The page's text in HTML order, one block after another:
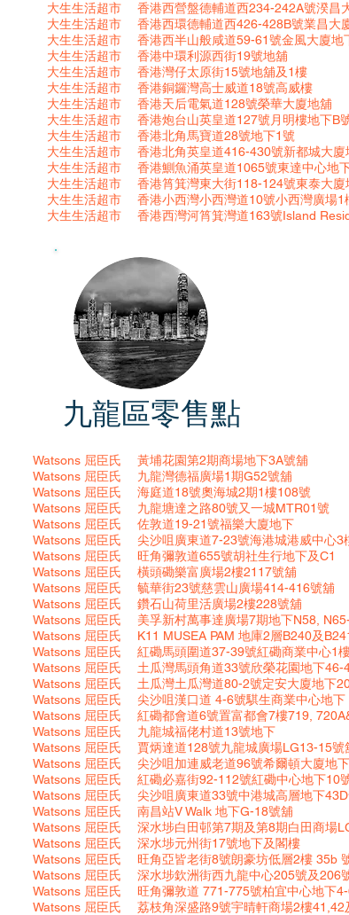
大生生活超市
大生生活超市
大生生活超市
大生生活超市
大生生活超市
大生生活超市
大生生活超市
大生生活超市
大生生活超市
大生生活超市
大生生活超市
大生生活超市
大生生活超市
大生生活超市
香港西營盤德輔道西234-242A號湀昌
香港西環德輔道西426-428B號業昌大
香港西半山般咸道59-61號金風大廈地
香港中環利源西街19號地舖
香港灣仔太原街15號地舖及1樓
香港銅鑼灣高士威道18號高威樓
香港天后電氣道128號榮華大廈地舖
香港炮台山英皇道127號月明樓地下B
香港北角馬寶道28號地下1號
香港北角英皇道416-430號新都城大廈
香港鰂魚涌英皇道1065號東達中心地
香港筲箕灣東大街118-124號東泰大廈
香港小西灣小西灣道10號小西灣廣場1
香港西灣河筲箕灣道163號Island
九龍區零售點
Watsons 屈臣氏
Watsons 屈臣氏
Watsons 屈臣氏
Watsons 屈臣氏
Watsons 屈臣氏
Watsons 屈臣氏
Watsons 屈臣氏
Watsons 屈臣氏
Watsons 屈臣氏
Watsons 屈臣氏
Watsons 屈臣氏
Watsons 屈臣氏
Watsons 屈臣氏
Watsons 屈臣氏
Watsons 屈臣氏
Watsons 屈臣氏
Watsons 屈臣氏
Watsons 屈臣氏
Watsons 屈臣氏
Watsons 屈臣氏
Watsons 屈臣氏
Watsons 屈臣氏
Watsons 屈臣氏
Watsons 屈臣氏
Watsons 屈臣氏
Watsons 屈臣氏
Watsons 屈臣氏
Watsons 屈臣氏
Watsons 屈臣氏
黃埔花園第2期商場地下3A號舖
九龍灣德福廣場1期G52號舖
海庭道18號奧海城2期1樓108號
九龍塘達之路80號又一城MTR01號
佐敦道19-21號福樂大廈地下
尖沙咀廣東道7-23號海港城港威中心3
旺角彌敦道655號胡社生行地下及C1
橫頭磡樂富廣場2樓2117號舖
毓華街23號慈雲山廣場414-416號舖
鑽石山荷里活廣場2樓228號舖
美孚新村萬事達廣場7期地下N58,
K11 MUSEA PAM 地庫2層B240及
紅磡馬頭圍道37-39號紅磡商業中心1
土瓜灣馬頭角道33號欣榮花園地下46-
土瓜灣土瓜灣道80-2號定安大廈地下
尖沙咀漢口道 4-6號騏生商業中心地下
紅磡都會道6號置富都會7樓719,
九龍城福佬村道13號地下
賈炳達道128號九龍城廣場LG13-15號
尖沙咀加連威老道96號希爾頓大廈地
紅磡必嘉街92-112號紅磡中心地下10
尖沙咀廣東道33號中港城高層地下
南昌站V Walk 地下G-18號舖
深水埗白田邨第7期及第8期白田商場
深水埗元州街17號地下及閣樓
旺角亞皆老街8號朗豪坊低層2樓 35b
深水埗欽洲街西九龍中心205號及206
旺角彌敦道 771-775號柏宜中心地下
荔枝角深盛路9號宇晴軒商場2樓41,42